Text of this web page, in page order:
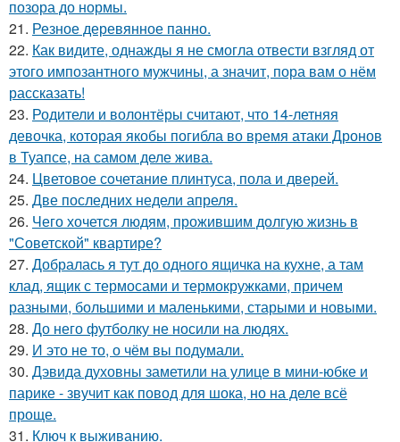
позора до нормы.
21. Резное деревянное панно.
22. Как видите, однажды я не смогла отвести взгляд от
этого импозантного мужчины, а значит, пора вам о нём
рассказать!
23. Родители и волонтёры считают, что 14-летняя
девочка, которая якобы погибла во время атаки Дронов
в Туапсе, на самом деле жива.
24. Цветовое сoчетание плинтуса, пола и дверей.
25. Две последних недели апреля.
26. Чего хочется людям, прожившим долгую жизнь в
"Советской" квартире?
27. Добралась я тут до одного ящичка на кухне, а там
клад, ящик с термосами и термокружками, причем
разными, большими и маленькими, старыми и новыми.
28. До него футболку не носили на людях.
29. И это не то, о чём вы подумали.
30. Дэвида духовны заметили на улице в мини-юбке и
парике - звучит как повод для шока, но на деле всё
проще.
31. Ключ к выживанию.